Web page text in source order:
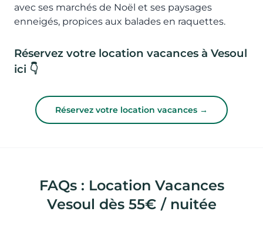
avec ses marchés de Noël et ses paysages
enneigés, propices aux balades en raquettes.
Réservez votre location vacances à Vesoul
ici 👇
Réservez votre location vacances →
FAQs : Location Vacances
Vesoul dès 55€ / nuitée